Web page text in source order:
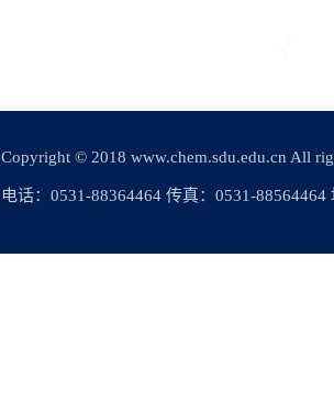
Copyright © 2018 www.chem.sdu.edu.cn All
电话：0531-88364464 传真：0531-